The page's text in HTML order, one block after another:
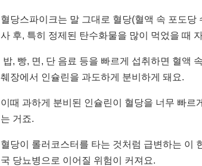
혈당스파이크는 말 그대로 혈당(혈액 속 포도
사 후, 특히 정제된 탄수화물을 많이 먹었을 때
밥, 빵, 면, 단 음료 등을 빠르게 섭취하면 혈액
췌장에서 인슐린을 과도하게 분비하게 돼요.
이때 과하게 분비된 인슐린이 혈당을 너무 빠르
는 거죠.
혈당이 롤러코스터를 타는 것처럼 급변하는 이
국 당뇨병으로 이어질 위험이 커져요.